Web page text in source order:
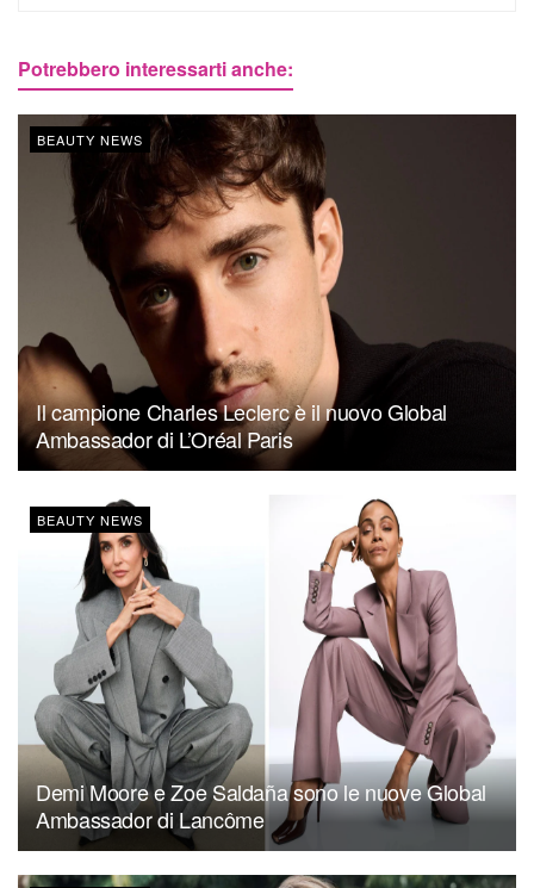
Potrebbero interessarti anche:
BEAUTY NEWS
Il campione Charles Leclerc è il nuovo Global
Ambassador di L’Oréal Paris
BEAUTY NEWS
Demi Moore e Zoe Saldaña sono le nuove Global
Ambassador di Lancôme